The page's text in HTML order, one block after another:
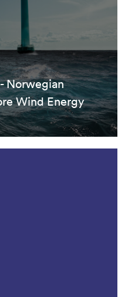
Norwegian
Wind Energy